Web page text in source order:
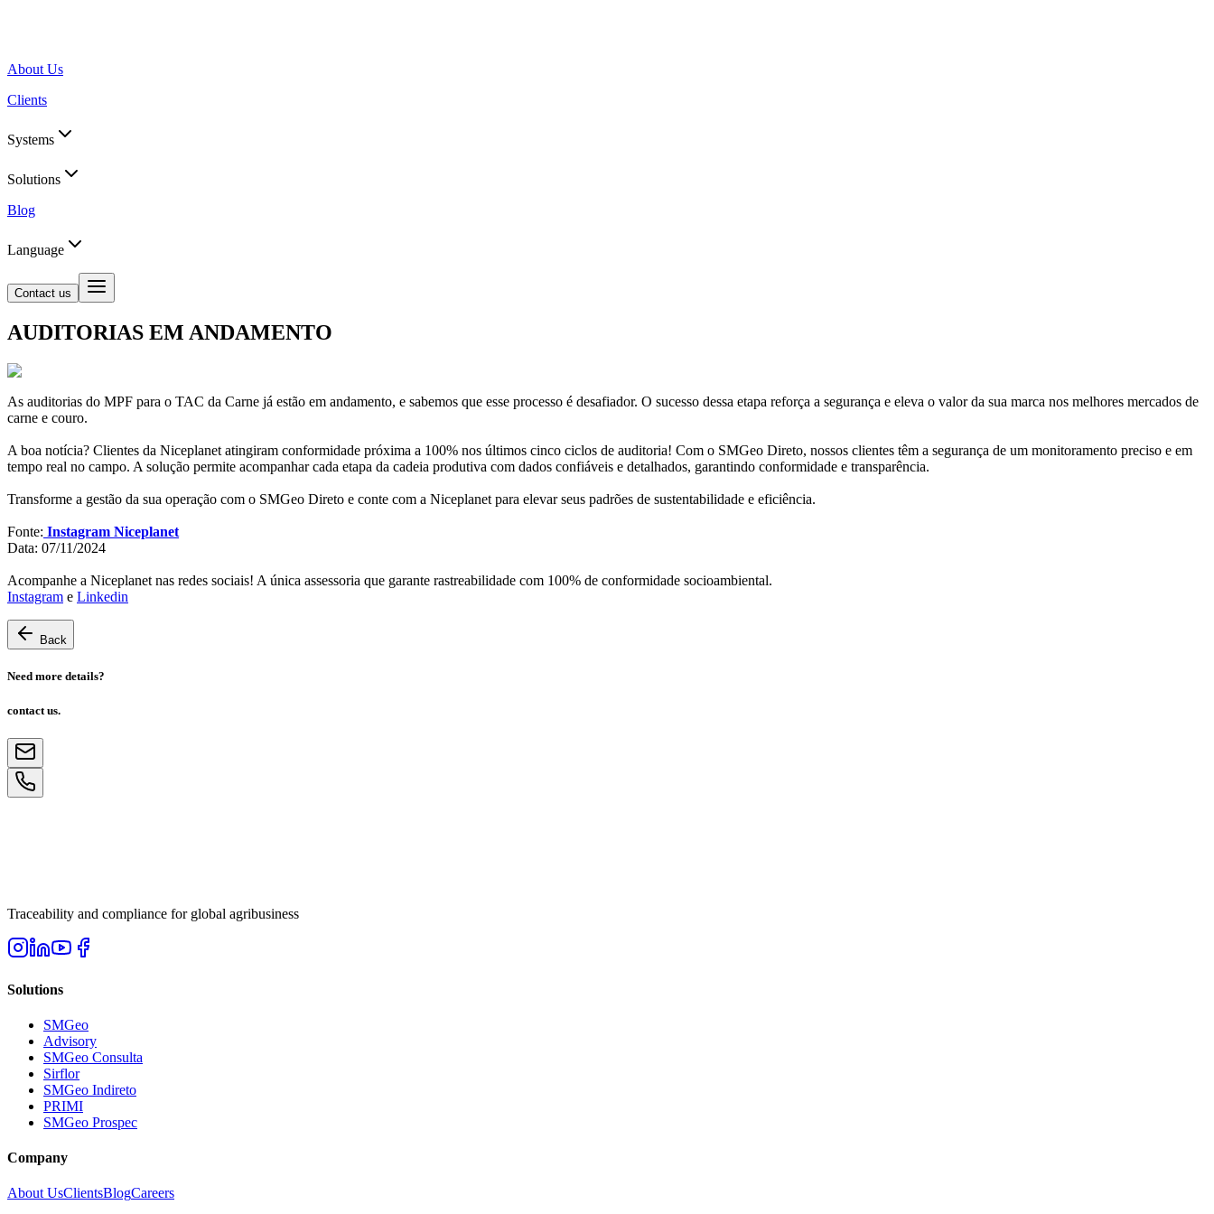
About Us
Clients
Systems
Solutions
Blog
Language
Contact us
AUDITORIAS EM ANDAMENTO
As auditorias do MPF para o TAC da Carne já estão em andamento, e sabemos que esse processo é desafiador. O sucesso dessa etapa reforça a segurança e eleva o valor da sua marca nos melhores mercados de
carne e couro.
A boa notícia? Clientes da Niceplanet atingiram conformidade próxima a 100% nos últimos cinco ciclos de auditoria! Com o SMGeo Direto, nossos clientes têm a segurança de um monitoramento preciso e em
tempo real no campo. A solução permite acompanhar cada etapa da cadeia produtiva com dados confiáveis e detalhados, garantindo conformidade e transparência.
Transforme a gestão da sua operação com o SMGeo Direto e conte com a Niceplanet para elevar seus padrões de sustentabilidade e eficiência.
Fonte: Instagram Niceplanet
Data: 07/11/2024
Acompanhe a Niceplanet nas redes sociais! A única assessoria que garante rastreabilidade com 100% de conformidade socioambiental.
Instagram e Linkedin
Back
Need more details?
contact us.
Traceability and compliance for global agribusiness
Solutions
SMGeo
Advisory
SMGeo Consulta
Sirflor
SMGeo Indireto
PRIMI
SMGeo Prospec
Company
About UsClientsBlogCareers